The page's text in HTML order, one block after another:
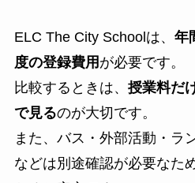
ELC The City Schoolは、 年
度の登録費用 が必要です。
比較するときは、 授業料だ
で見るのが大切です。
また、バス・外部活動・ラ
などは別途確認が必要なため